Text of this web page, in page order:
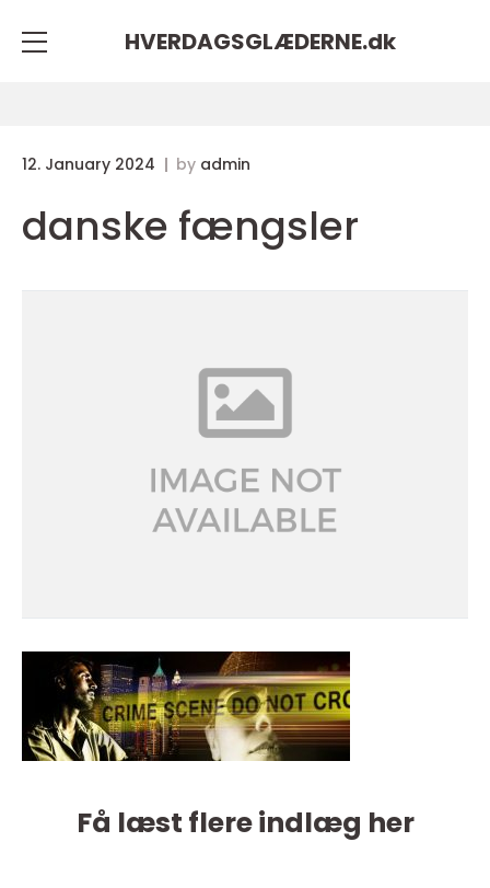
HVERDAGSGLÆDERNE.dk
12. January 2024 by admin
danske fængsler
Få læst flere indlæg her